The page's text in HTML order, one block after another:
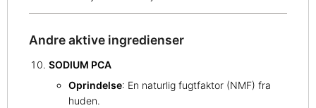
Andre aktive ingredienser
SODIUM PCA
Oprindelse: En naturlig fugtfaktor (NMF) fra
huden.